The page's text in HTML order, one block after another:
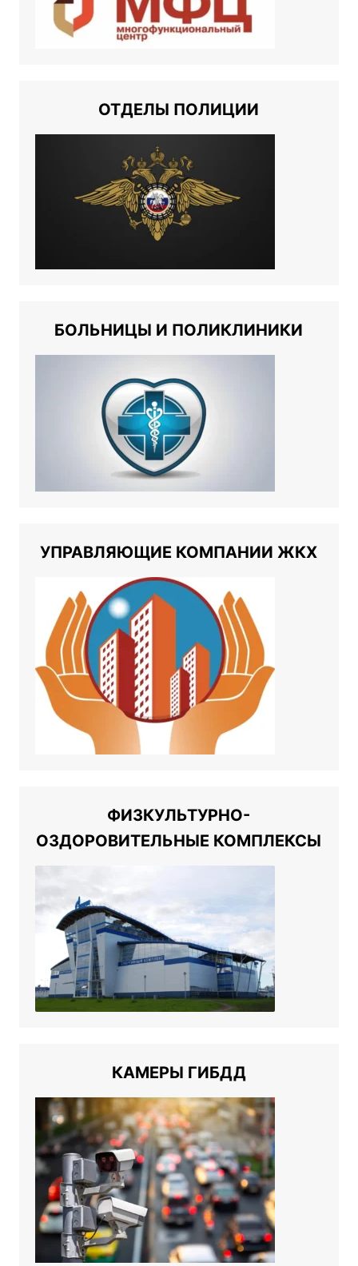
ОТДЕЛЫ ПОЛИЦИИ
БОЛЬНИЦЫ И ПОЛИКЛИНИКИ
УПРАВЛЯЮЩИЕ КОМПАНИИ ЖКХ
ФИЗКУЛЬТУРНО-
ОЗДОРОВИТЕЛЬНЫЕ КОМПЛЕКСЫ
КАМЕРЫ ГИБДД